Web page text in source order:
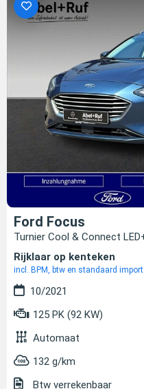
Ford Focus
Turnier Cool & Connect
Rijklaar op kenteken
incl. BPM, btw en standaard
10/2021
125 PK (92 KW)
Automaat
132 g/km
Btw verrekenbaar